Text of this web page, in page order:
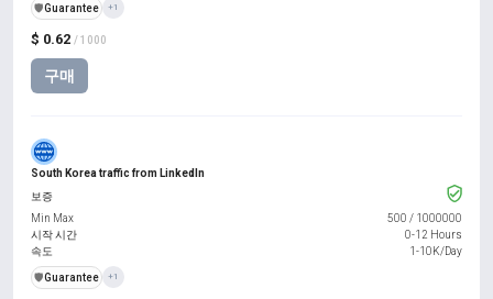
$ 0.62 / 1000
구매
️🛡️Guarantee +1
South Korea traffic from LinkedIn
보증
Min Max
500 / 1000000
시작 시간
0-12 Hours
속도
1-10K/Day
️🛡️Guarantee +1